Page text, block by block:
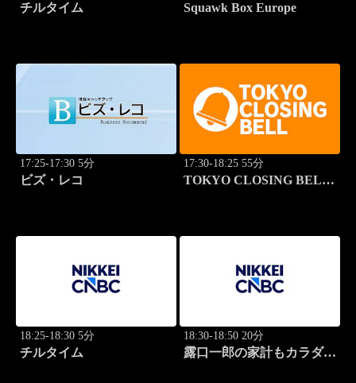
チルタイム Squawk Box Europe
17:25-17:30 5分
ビズ・レコ
17:30-18:25 55分
TOKYO CLOSING BELL
18:25-18:30 5分
チルタイム
18:30-18:50 20分
露口一郎の家計もカラダも